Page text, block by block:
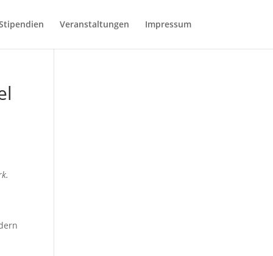
Veranstaltungen Impressum